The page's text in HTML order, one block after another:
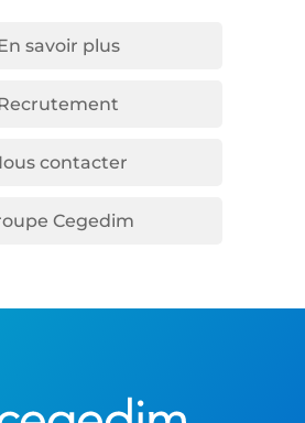
savoir plus
contacter
Cegedim